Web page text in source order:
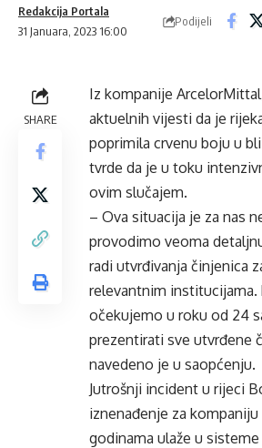
31 Januara, 2023 16:00
Redakcija Portala
Podijeli
SHARE
Iz kompanije
aktuelnih vijesti da je
poprimila crvenu boju u
tvrde da je u toku
ovim slučajem.
– Ova situacija je za nas
provodimo veoma
radi utvrđivanja činjenica
relevantnim institucijama.
očekujemo u roku od 24
prezentirati sve utvrđene
navedeno je u saopćenju.
Jutrošnji incident u rijeci
iznenađenje za kompaniju
godinama ulaže u